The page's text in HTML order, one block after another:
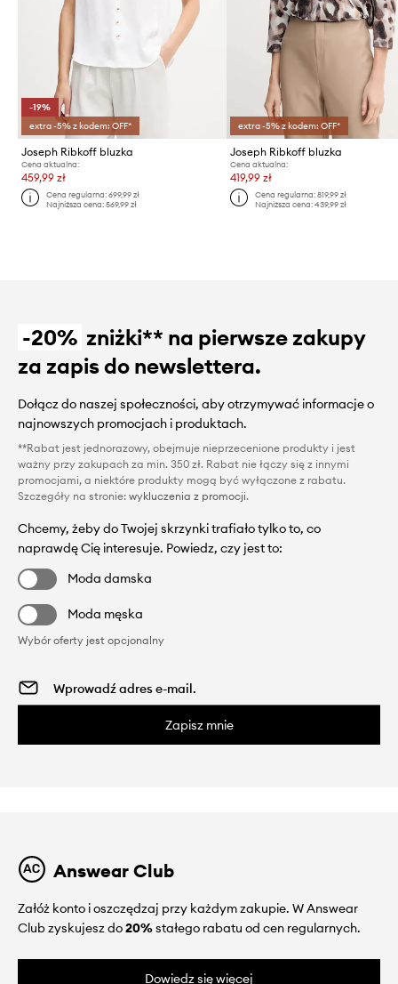
-19%
extra -5% z kodem: OFF*
Joseph Ribkoff bluzka
Cena aktualna:
459,99 zł
Cena regularna:699,99 zł
Najniższa cena:569,99 zł
extra -5% z kodem: OFF*
Joseph Ribkoff bluzka
Cena aktualna:
419,99 zł
Cena regularna: 819,99 zł
Najniższa cena: 439,99 zł
-20% zniżki** na pierwsze zakupy
za zapis do newslettera.
Dołącz do naszej społeczności, aby otrzymywać informacje o
najnowszych promocjach i produktach.
**Rabat jest jednorazowy, obejmuje nieprzecenione produkty i jest
ważny przy zakupach za min. 350 zł. Rabat nie łączy się z innymi
promocjami, a niektóre produkty mogą być wyłączone z rabatu.
Szczegóły na stronie: wykluczenia z promocji.
Chcemy, żeby do Twojej skrzynki trafiało tylko to, co
naprawdę Cię interesuje. Powiedz, czy jest to:
Moda damska
Moda męska
Wybór oferty jest opcjonalny
Zapisz mnie
Answear Club
Załóż konto i oszczędzaj przy każdym zakupie. W Answear
Club zyskujesz do20%stałego rabatu od cen regularnych.
Dowiedz się więcej